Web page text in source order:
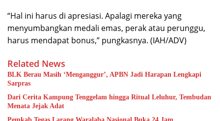
“Hal ini harus di apresiasi. Apalagi mereka yang
menyumbangkan medali emas, perak atau perunggu,
harus mendapat bonus,” pungkasnya. (IAH/ADV)
Related News
BLK Berau Masih ‘Menganggur’, APBN Jadi Harapan Lengkapi
Sarpras
Dari Cerita Kampung Tenggelam hingga Ritual Leluhur, Tembudan
Menata Jejak Adat